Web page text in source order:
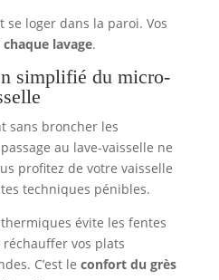
loger dans la paroi. Vos
lavage.
simplifié du micro-
sans broncher les
au lave-vaisselle ne
profitez de votre vaisselle
techniques pénibles.
évite les fentes
réchauffer vos plats
C’est le confort du grès